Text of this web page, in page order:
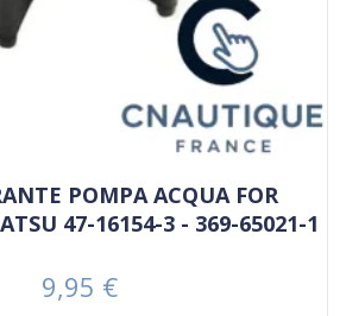
POMPA ACQUA FOR
47-16154-3 - 369-65021-1
Prezzo
9,95 €